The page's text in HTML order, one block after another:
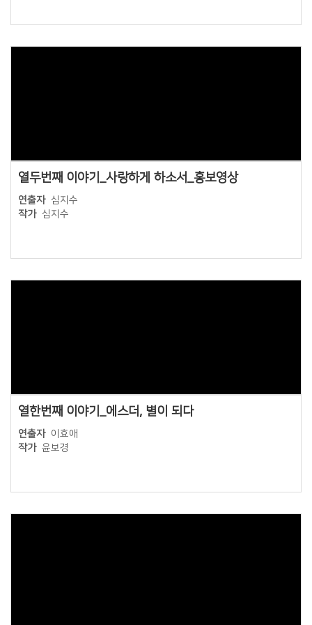
열두번째 이야기_사랑하게 하소서_홍보영상
연출자 심지수
작가 심지수
열한번째 이야기_에스더, 별이 되다
연출자 이효애
작가 윤보경